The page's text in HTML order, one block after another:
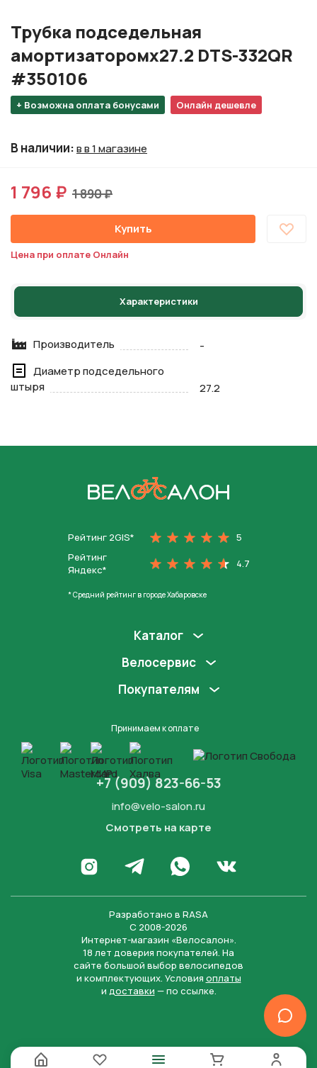
+ Возможна оплата бонусами Онлайн дешевле
Трубка подседельная
амортизаторомх27.2 DTS-332QR
#350106
В наличии:в в 1 магазине
1 796 ₽ 1 890 ₽
Купить
Цена при оплате Онлайн
Характеристики
Производитель
-
Диаметр подседельного
штыря
27.2
Рейтинг 2GIS*
5
Рейтинг
Яндекс*
4.7
* Средний рейтинг в городе Хабаровске
Каталог
Велосервис
Покупателям
Принимаем к оплате
+7 (909) 823-66-53
info@velo-salon.ru
Смотреть на карте
Перейти в Инстаграм
Написать в Телеграм
Написать в WhatsApp
Перейти во
Разработано в RASA
С 2008-2026
Интернет-магазин «Велосалон».
18 лет доверия покупателей. На
сайте большой выбор велосипедов
и комплектующих. Условия оплаты
и доставки — по ссылке.
Нажимая на кнопку “Отправить заявку”, вы даете
согласие на обработку персональных данных и